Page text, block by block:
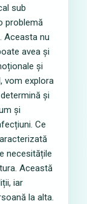
sub
problemă
Aceasta nu
avea și
și
vom explora
și
și
Ce
necesitățile
Această
iar
la alta.